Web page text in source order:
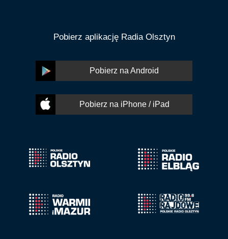
Pobierz aplikację Radia Olsztyn
Pobierz na Android
Pobierz na iPhone / iPad